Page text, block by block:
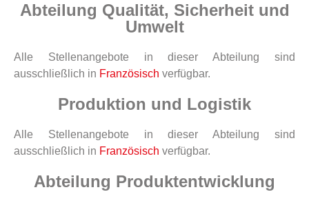
Abteilung Qualität, Sicherheit und
Umwelt
Alle Stellenangebote in dieser Abteilung sind
ausschließlich in Französisch verfügbar.
Produktion und Logistik
Alle Stellenangebote in dieser Abteilung sind
ausschließlich in Französisch verfügbar.
Abteilung Produktentwicklung